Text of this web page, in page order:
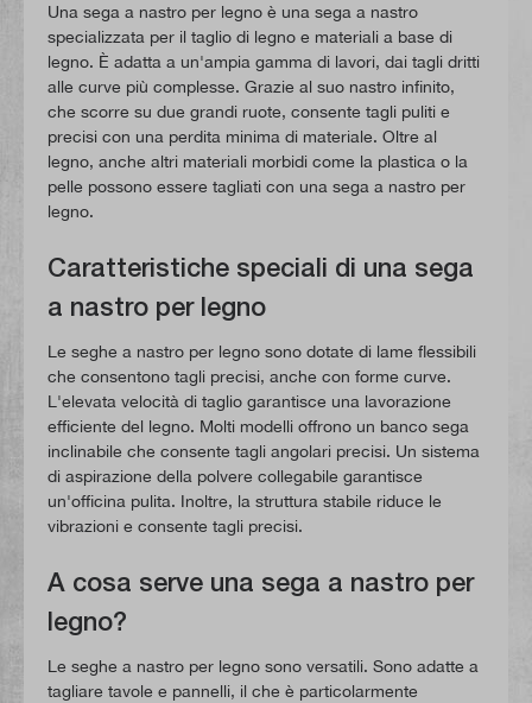
Una sega a nastro per legno è una sega a nastro
specializzata per il taglio di legno e materiali a base di
legno. È adatta a un'ampia gamma di lavori, dai tagli dritti
alle curve più complesse. Grazie al suo nastro infinito,
che scorre su due grandi ruote, consente tagli puliti e
precisi con una perdita minima di materiale. Oltre al
legno, anche altri materiali morbidi come la plastica o la
pelle possono essere tagliati con una sega a nastro per
legno.
Caratteristiche speciali di una sega
a nastro per legno
Le seghe a nastro per legno sono dotate di lame flessibili
che consentono tagli precisi, anche con forme curve.
L'elevata velocità di taglio garantisce una lavorazione
efficiente del legno. Molti modelli offrono un banco sega
inclinabile che consente tagli angolari precisi. Un sistema
di aspirazione della polvere collegabile garantisce
un'officina pulita. Inoltre, la struttura stabile riduce le
vibrazioni e consente tagli precisi.
A cosa serve una sega a nastro per
legno?
Le seghe a nastro per legno sono versatili. Sono adatte a
tagliare tavole e pannelli, il che è particolarmente